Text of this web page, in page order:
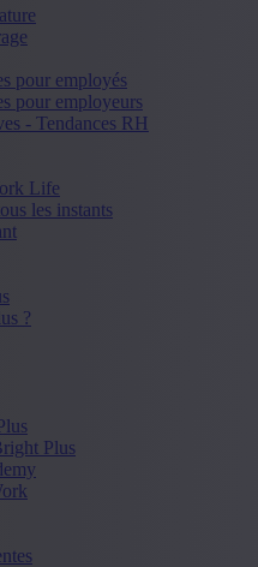
pour employés
pour employeurs
- Tendances RH
Life
les instants
?
Plus